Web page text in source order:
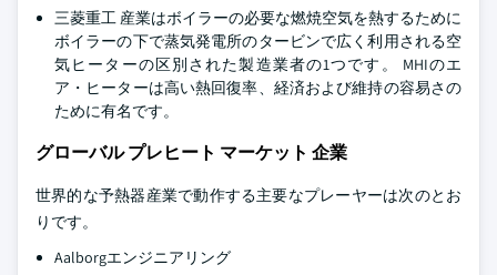
三菱重工 産業はボイラーの必要な燃焼空気を熱するために
ボイラーの下で蒸気発電所のタービンで広く利用される空
気ヒーターの区別された製造業者の1つです。 MHIのエ
ア・ヒーターは高い熱回復率、経済および維持の容易さの
ために有名です。
グローバル プレヒート マーケット 企業
世界的な予熱器産業で動作する主要なプレーヤーは次のとお
りです。
Aalborgエンジニアリング